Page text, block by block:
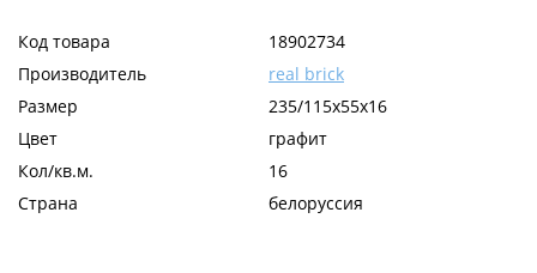
Код товара
18902734
Производитель
real brick
Размер
235/115х55х16
Цвет
графит
Кол/кв.м.
16
Страна
белоруссия